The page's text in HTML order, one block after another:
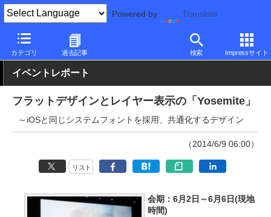
Powered by Translate
カテゴリ 過去記事 検索 Impressサイト
PC Watch ソフトウェア/アプリ 新バージョン
イベントレポート
フラットデザインとレイヤー表示の「Yosemite」
～iOSと同じシステムフォントを採用、共通化するデザイン
（2014/6/9 06:00）
リスト
会期：6月2日～6月6日(現地
時間)